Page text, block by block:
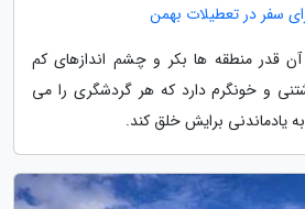
آن قدر منطقه ها بکر و چشم اندازهای کم
و خونگرم دارد که هر گردشگری را می
یادماندنی برایش خلق کند.